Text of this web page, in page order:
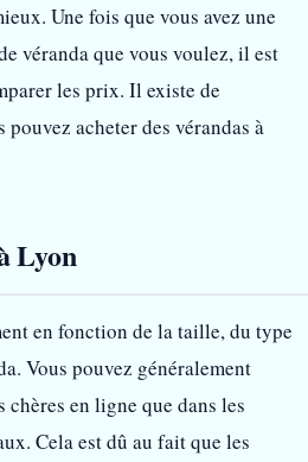
Une fois que vous avez une
véranda que vous voulez, il est
les prix. Il existe de
acheter des vérandas à
Lyon
en fonction de la taille, du type
Vous pouvez généralement
en ligne que dans les
Cela est dû au fait que les